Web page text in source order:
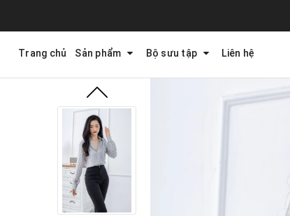
Trang chủ Sản phẩm Bộ sưu tập Liên hệ